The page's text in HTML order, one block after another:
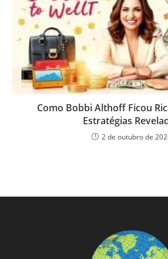
Como Bobbi Althoff Ficou
Estratégias
2 de outubro de